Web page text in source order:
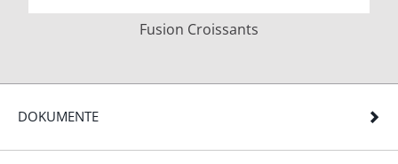
Fusion Croissants
DOKUMENTE